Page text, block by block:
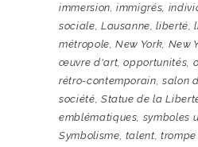
immersion,immigrés,
sociale, Lausanne,liberté,
métropole,New York, New
œuvre d'art,opportunités,
rétro-contemporain,salon
société, Statue de la
emblématiques, symboles
Symbolisme, talent,